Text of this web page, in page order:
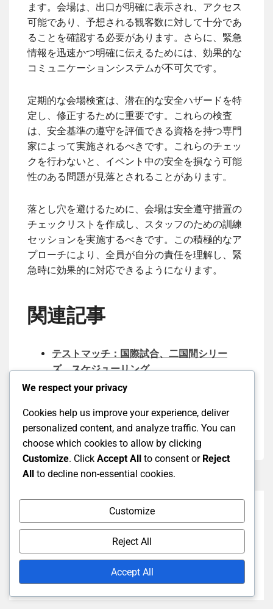
ます。会場は、出口が明確に表示され、アクセス
可能であり、予想される観客数に対して十分であ
ることを確認する必要があります。さらに、緊急
情報を迅速かつ明確に伝えるためには、効果的な
コミュニケーションシステムが不可欠です。
定期的な会場検査は、潜在的な安全ハザードを特
定し、修正するために重要です。これらの検査
は、安全基準の遵守を評価できる資格を持つ専門
家によって実施されるべきです。これらのチェッ
クを行わないと、イベント中の安全を損なう可能
性のある問題が見落とされることがあります。
落とし穴を避けるために、会場は安全遵守措置の
チェックリストを作成し、スタッフのための訓練
セッションを実施するべきです。この積極的なア
プローチにより、全員が自分の責任を理解し、緊
急時に効果的に対応できるようになります。
関連記事
テストマッチ：国際試合、二国間シリー
ズ、スケジューリング
テストマッチ：選手の貢献、役割、評価
テストクリケット：ワイドボールのルー
ル、定義、適用
テストクリケット：歴史的決定、論争、影響
Next Post
テストマッチ：ペナルティラン、違反、結果
We respect your privacy
Cookies help us improve your experience, deliver
personalized content, and analyze traffic. You can
choose which cookies to allow by clicking
Customize. Click Accept All to consent or Reject
All to decline non-essential cookies.
Customize
Reject All
Accept All